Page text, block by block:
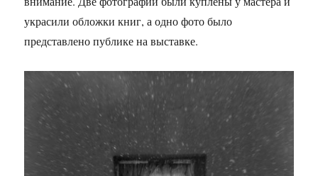
украсили обложки книг, а одно фото было
представлено публике на выставке.